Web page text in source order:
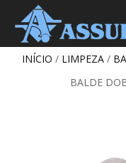
INÍCIO / LIMPEZA/
BALDE